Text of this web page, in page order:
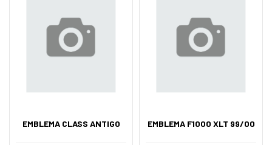
EMBLEMA CLASS ANTIGO EMBLEMA F1000 XLT 99/00